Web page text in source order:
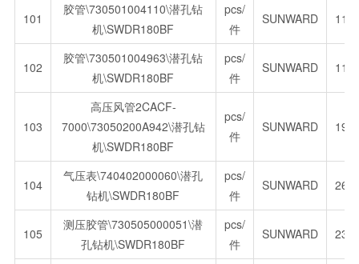
101
胶管\730501004110\潜孔钻
机\SWDR180BF
pcs/
件
SUNWARD
102
胶管\730501004963\潜孔钻
机\SWDR180BF
pcs/
件
SUNWARD
103
高压风管2CACF-
7000\73050200A942\潜孔钻
机\SWDR180BF
pcs/
件
SUNWARD
104
气压表\740402000060\潜孔
钻机\SWDR180BF
pcs/
件
SUNWARD
105
测压胶管\730505000051\潜
孔钻机\SWDR180BF
pcs/
件
SUNWARD